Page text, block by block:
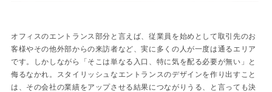
オフィスのエントランス部分と言えば、従業員を始めとして取引先のお
客様やその他外部からの来訪者など、実に多くの人が一度は通るエリア
です。しかしながら「そこは単なる入口、特に気を配る必要が無い」と
侮るなかれ。スタイリッシュなエントランスのデザインを作り出すこと
は、その会社の業績をアップさせる結果につながりうる、と言っても決